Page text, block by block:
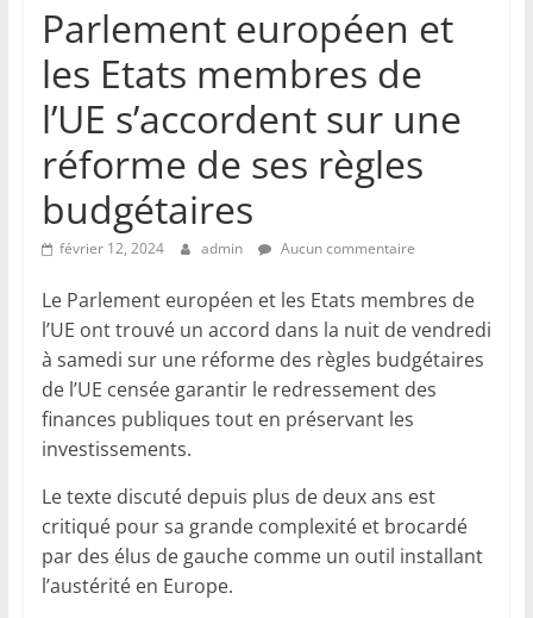
Parlement européen et
les Etats membres de
l’UE s’accordent sur une
réforme de ses règles
budgétaires
février 12, 2024 admin Aucun commentaire
Le Parlement européen et les Etats membres de
l’UE ont trouvé un accord dans la nuit de vendredi
à samedi sur une réforme des règles budgétaires
de l’UE censée garantir le redressement des
finances publiques tout en préservant les
investissements.
Le texte discuté depuis plus de deux ans est
critiqué pour sa grande complexité et brocardé
par des élus de gauche comme un outil installant
l’austérité en Europe.